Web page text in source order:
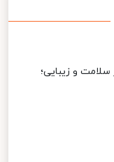
و زیبایی؛